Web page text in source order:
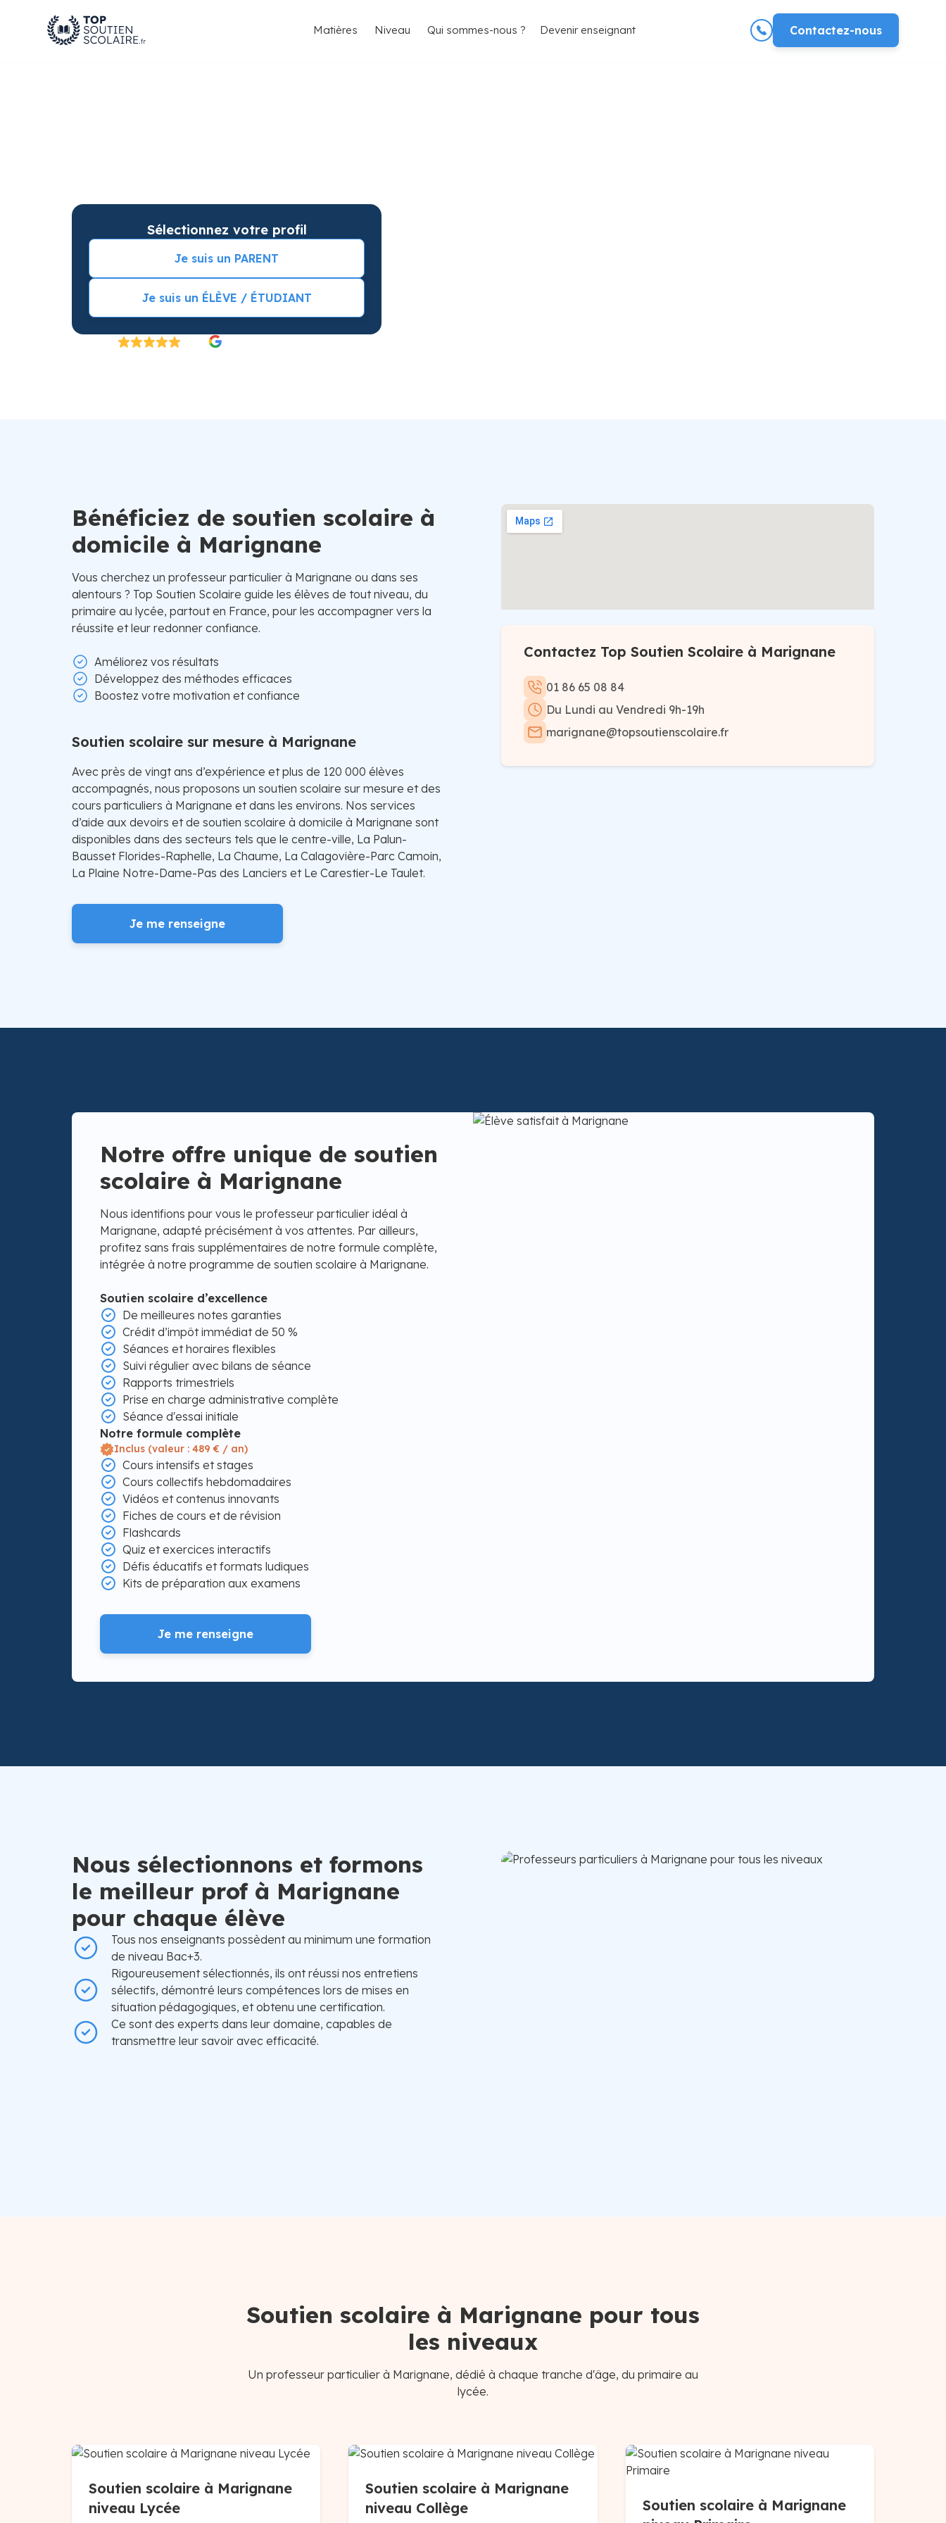
Matières Niveau Qui sommes-nous ? Devenir enseignant Contactez-nous
Sélectionnez votre profil
Je suis un PARENT
Je suis un ÉLÈVE / ÉTUDIANT
Bénéficiez de soutien scolaire à
domicile à Marignane
Vous cherchez un professeur particulier à Marignane ou dans ses
alentours ? Top Soutien Scolaire guide les élèves de tout niveau, du
primaire au lycée, partout en France, pour les accompagner vers la
réussite et leur redonner confiance.
Améliorez vos résultats
Développez des méthodes efficaces
Boostez votre motivation et confiance
Soutien scolaire sur mesure à Marignane
Avec près de vingt ans d’expérience et plus de 120 000 élèves
accompagnés, nous proposons un soutien scolaire sur mesure et des
cours particuliers à Marignane et dans les environs. Nos services
d’aide aux devoirs et de soutien scolaire à domicile à Marignane sont
disponibles dans des secteurs tels que le centre-ville, La Palun-
Bausset Florides-Raphelle, La Chaume, La Calagovière-Parc Camoin,
La Plaine Notre-Dame-Pas des Lanciers et Le Carestier-Le Taulet.
Je me renseigne
Contactez Top Soutien Scolaire à Marignane
01 86 65 08 84
Du Lundi au Vendredi 9h-19h
marignane@topsoutienscolaire.fr
Notre offre unique de soutien
scolaire à Marignane
Nous identifions pour vous le professeur particulier idéal à
Marignane, adapté précisément à vos attentes. Par ailleurs,
profitez sans frais supplémentaires de notre formule complète,
intégrée à notre programme de soutien scolaire à Marignane.
Soutien scolaire d’excellence
De meilleures notes garanties
Crédit d’impôt immédiat de 50 %
Séances et horaires flexibles
Suivi régulier avec bilans de séance
Rapports trimestriels
Prise en charge administrative complète
Séance d'essai initiale
Notre formule complète
Inclus (valeur : 489 € / an)
Cours intensifs et stages
Cours collectifs hebdomadaires
Vidéos et contenus innovants
Fiches de cours et de révision
Flashcards
Quiz et exercices interactifs
Défis éducatifs et formats ludiques
Kits de préparation aux examens
Je me renseigne
Nous sélectionnons et formons
le meilleur prof à Marignane
pour chaque élève
Tous nos enseignants possèdent au minimum une formation
de niveau Bac+3.
Rigoureusement sélectionnés, ils ont réussi nos entretiens
sélectifs, démontré leurs compétences lors de mises en
situation pédagogiques, et obtenu une certification.
Ce sont des experts dans leur domaine, capables de
transmettre leur savoir avec efficacité.
Soutien scolaire à Marignane pour tous
les niveaux
Un professeur particulier à Marignane, dédié à chaque tranche d'âge, du primaire au
lycée.
Soutien scolaire à Marignane
niveau Lycée
Soutien scolaire à Marignane
niveau Collège
Soutien scolaire à Marignane